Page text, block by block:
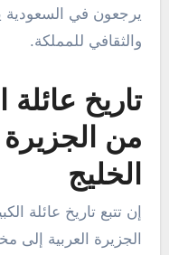
يرجعون في السعودية
والثقافي للمملكة.
تاريخ
من الجزيرة
الخليج
إن تتبع تاريخ عائلة
الجزيرة العربية إلى